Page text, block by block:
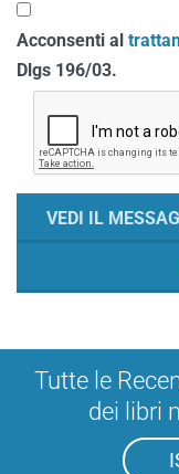
Acconsenti al
Dlgs 196/03.
Tutte le
dei libri